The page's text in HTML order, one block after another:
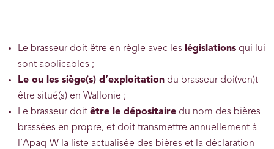
Le brasseur doit être en règle avec les législations qui lui
sont applicables ;
Le ou les siège(s) d’exploitation du brasseur doi(ven)t
être situé(s) en Wallonie ;
Le brasseur doitêtre le dépositaire du nom des bières
brassées en propre, et doit transmettre annuellement à
l’Apaq-W la liste actualisée des bières et la déclaration